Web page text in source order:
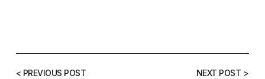
< PREVIOUS POST
NEXT POST >